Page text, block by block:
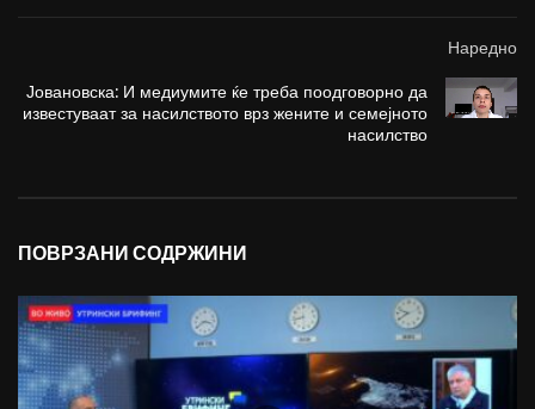
Наредно
Јовановска: И медиумите ќе треба поодговорно да
известуваат за насилството врз жените и семејното
насилство
ПОВРЗАНИ СОДРЖИНИ